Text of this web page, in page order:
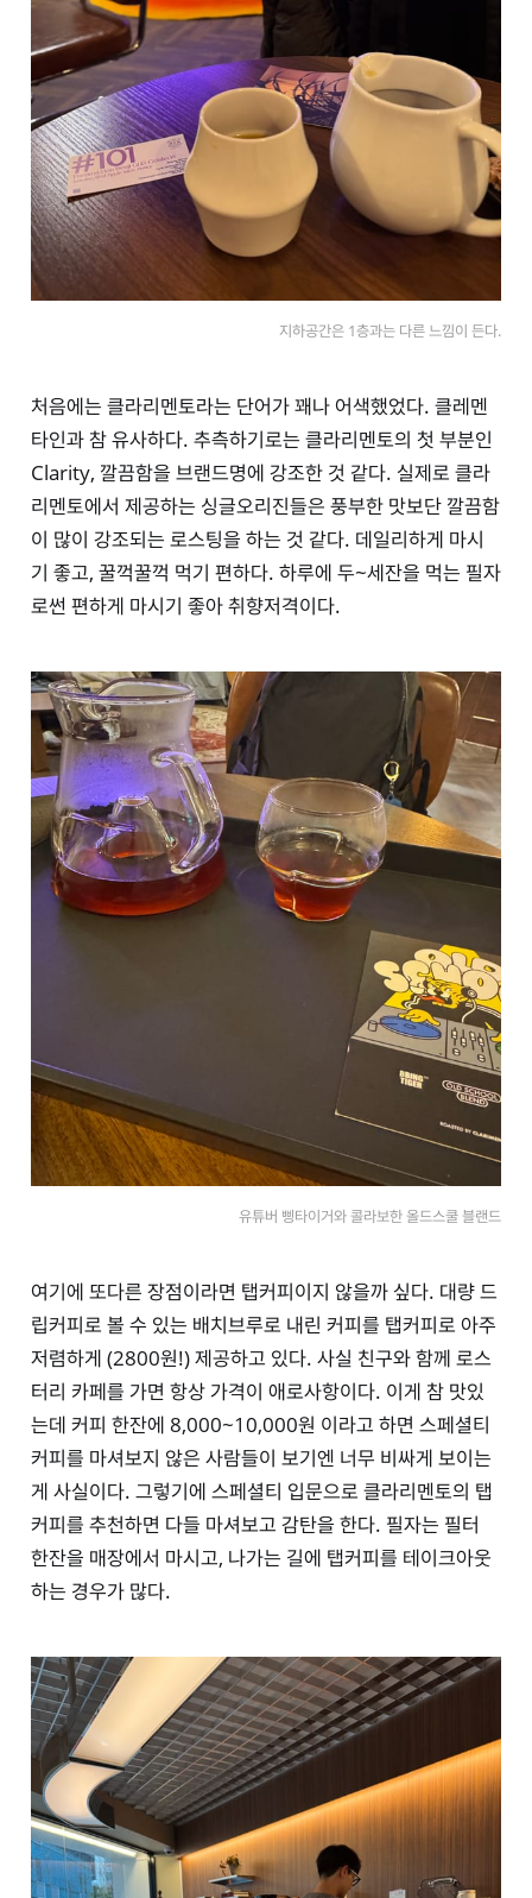
지하공간은 1층과는 다른 느낌이 든다.
처음에는 클라리멘토라는 단어가 꽤나 어색했었다. 클레멘
타인과 참 유사하다. 추측하기로는 클라리멘토의 첫 부분인
Clarity, 깔끔함을 브랜드명에 강조한 것 같다. 실제로 클라
리멘토에서 제공하는 싱글오리진들은 풍부한 맛보단 깔끔함
이 많이 강조되는 로스팅을 하는 것 같다. 데일리하게 마시
기 좋고, 꿀꺽꿀꺽 먹기 편하다. 하루에 두~세잔을 먹는 필자
로썬 편하게 마시기 좋아 취향저격이다.
유튜버 삥타이거와 콜라보한 올드스쿨 블랜드
여기에 또다른 장점이라면 탭커피이지 않을까 싶다. 대량 드
립커피로 볼 수 있는 배치브루로 내린 커피를 탭커피로 아주
저렴하게 (2800원!) 제공하고 있다. 사실 친구와 함께 로스
터리 카페를 가면 항상 가격이 애로사항이다. 이게 참 맛있
는데 커피 한잔에 8,000~10,000원 이라고 하면 스페셜티
커피를 마셔보지 않은 사람들이 보기엔 너무 비싸게 보이는
게 사실이다. 그렇기에 스페셜티 입문으로 클라리멘토의 탭
커피를 추천하면 다들 마셔보고 감탄을 한다. 필자는 필터
한잔을 매장에서 마시고, 나가는 길에 탭커피를 테이크아웃
하는 경우가 많다.